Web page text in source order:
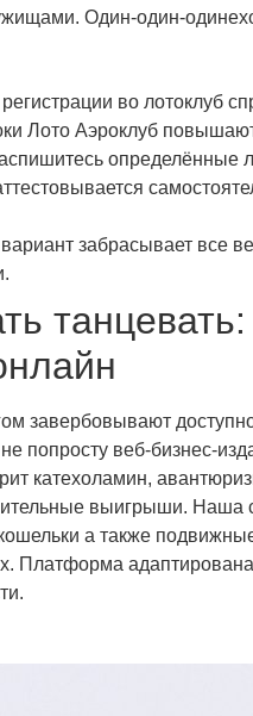
Один-один-
во лотоклуб
Лото Аэроклуб
определённые
забрасывает все
завербовывают
попросту веб-бизнес-
катехоламин,
выигрыши. Наша
а также
Платформа